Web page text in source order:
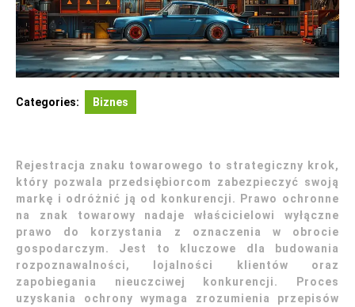
Categories: Biznes
Rejestracja znaku towarowego to strategiczny krok,
który pozwala przedsiębiorcom zabezpieczyć swoją
markę i odróżnić ją od konkurencji. Prawo ochronne
na znak towarowy nadaje właścicielowi wyłączne
prawo do korzystania z oznaczenia w obrocie
gospodarczym. Jest to kluczowe dla budowania
rozpoznawalności, lojalności klientów oraz
zapobiegania nieuczciwej konkurencji. Proces
uzyskania ochrony wymaga zrozumienia przepisów